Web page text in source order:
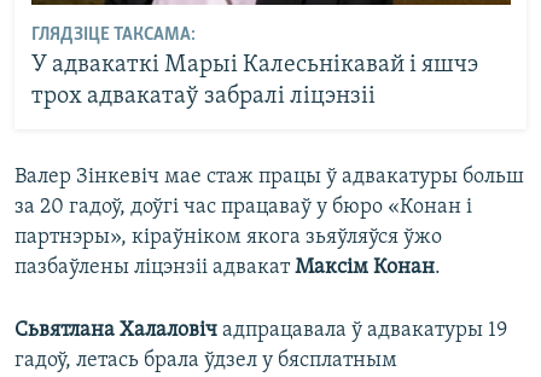
ГЛЯДЗІЦЕ ТАКСАМА:
У адвакаткі Марыі Калесьнікавай і яшчэ
трох адвакатаў забралі ліцэнзіі
Валер Зінкевіч мае стаж працы ў адвакатуры больш
за 20 гадоў, доўгі час працаваў у бюро «Конан і
партнэры», кіраўніком якога зьяўляўся ўжо
пазбаўлены ліцэнзіі адвакатМаксім Конан.
Сьвятлана Халаловіч адпрацавала ў адвакатуры 19
гадоў, летась брала ўдзел у бясплатным